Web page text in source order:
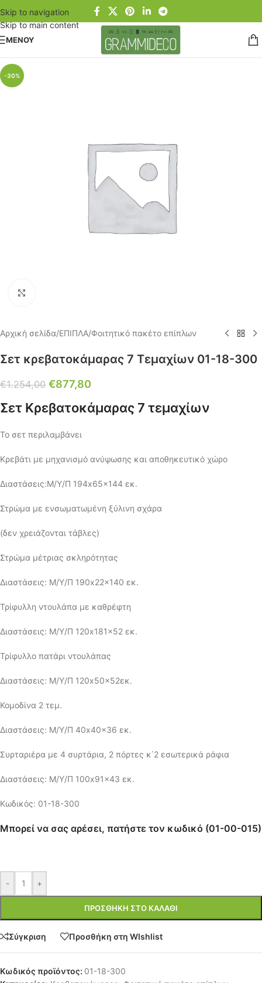
Skip to navigation
Skip to main content
ΜΕΝΟΥ
-30%
Αρχική σελίδα/ΕΠΙΠΛΑ/Φοιτητικό πακέτο επίπλων
Σετ κρεβατοκάμαρας 7 Τεμαχίων 01-18-300
€1.254,00 €877,80
Σετ Κρεβατοκάμαρας 7 τεμαχίων
Το σετ περιλαμβάνει
Κρεβάτι με μηχανισμό ανύψωσης και αποθηκευτικό χώρο
Διαστάσεις:Μ/Υ/Π 194x65x144 εκ.
Στρώμα με ενσωματωμένη ξύλινη σχάρα
(δεν χρειάζονται τάβλες)
Στρώμα μέτριας σκληρότητας
Διαστάσεις: Μ/Υ/Π 190x22x140 εκ.
Τρίφυλλη ντουλάπα με καθρέφτη
Διαστάσεις: Μ/Υ/Π 120x181x52 εκ.
Τρίφυλλο πατάρι ντουλάπας
Διαστάσεις: Μ/Υ/Π 120x50x52εκ.
Κομοδίνα 2 τεμ.
Διαστάσεις: Μ/Υ/Π 40x40x36 εκ.
Συρταριέρα με 4 συρτάρια, 2 πόρτες κ΄2 εσωτερικά ράφια
Διαστάσεις: Μ/Υ/Π 100x91x43 εκ.
Κωδικός: 01-18-300
Μπορεί να σας αρέσει, πατήστε τον κωδικό (01-00-015)
- +
ΠΡΟΣΘΉΚΗ ΣΤΟ ΚΑΛΆΘΙ
Σύγκριση Προσθήκη στη WIshlist
Κωδικός προϊόντος: 01-18-300